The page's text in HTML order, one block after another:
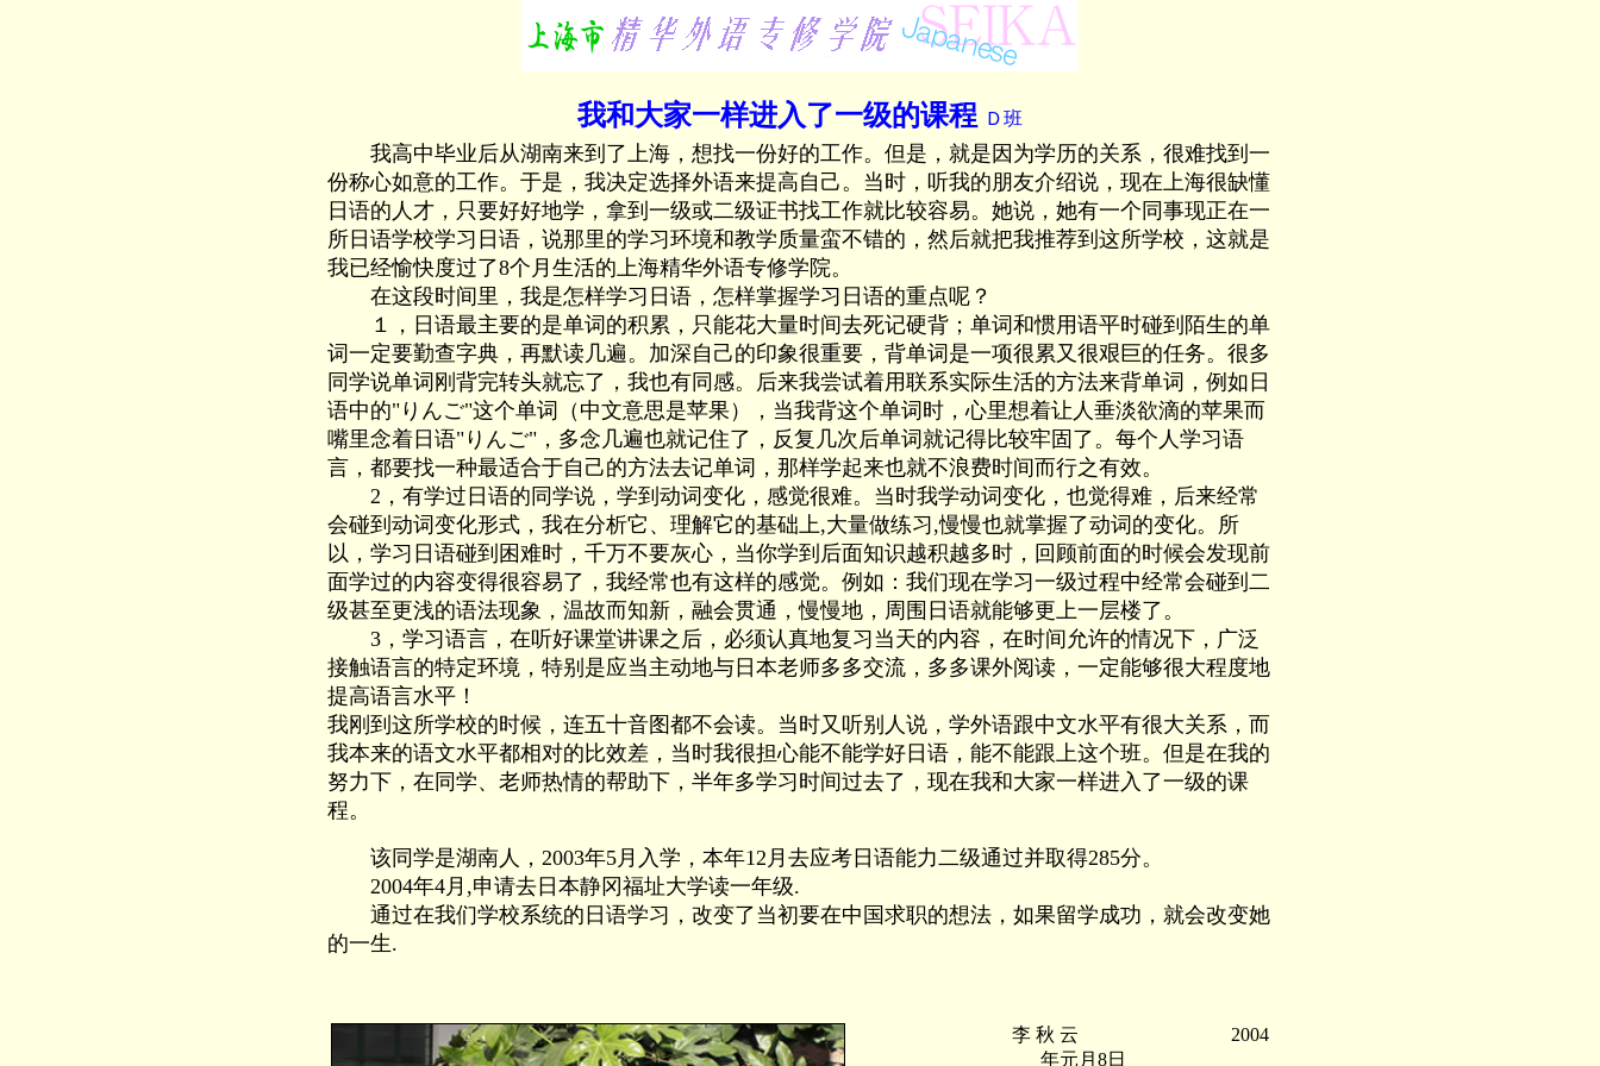
我和大家一样进入了一级的课程 Ｄ班
我高中毕业后从湖南来到了上海，想找一份好的工作。但是，就是因为学历的关系，很难找到一
份称心如意的工作。于是，我决定选择外语来提高自己。当时，听我的朋友介绍说，现在上海很缺懂
日语的人才，只要好好地学，拿到一级或二级证书找工作就比较容易。她说，她有一个同事现正在一
所日语学校学习日语，说那里的学习环境和教学质量蛮不错的，然后就把我推荐到这所学校，这就是
我已经愉快度过了8个月生活的上海精华外语专修学院。
在这段时间里，我是怎样学习日语，怎样掌握学习日语的重点呢？
１，日语最主要的是单词的积累，只能花大量时间去死记硬背；单词和惯用语平时碰到陌生的单
词一定要勤查字典，再默读几遍。加深自己的印象很重要，背单词是一项很累又很艰巨的任务。很多
同学说单词刚背完转头就忘了，我也有同感。后来我尝试着用联系实际生活的方法来背单词，例如日
语中的"りんご"这个单词（中文意思是苹果），当我背这个单词时，心里想着让人垂淡欲滴的苹果而
嘴里念着日语"りんご"，多念几遍也就记住了，反复几次后单词就记得比较牢固了。每个人学习语
言，都要找一种最适合于自己的方法去记单词，那样学起来也就不浪费时间而行之有效。
2，有学过日语的同学说，学到动词变化，感觉很难。当时我学动词变化，也觉得难，后来经常
会碰到动词变化形式，我在分析它、理解它的基础上,大量做练习,慢慢也就掌握了动词的变化。所
以，学习日语碰到困难时，千万不要灰心，当你学到后面知识越积越多时，回顾前面的时候会发现前
面学过的内容变得很容易了，我经常也有这样的感觉。例如：我们现在学习一级过程中经常会碰到二
级甚至更浅的语法现象，温故而知新，融会贯通，慢慢地，周围日语就能够更上一层楼了。
3，学习语言，在听好课堂讲课之后，必须认真地复习当天的内容，在时间允许的情况下，广泛
接触语言的特定环境，特别是应当主动地与日本老师多多交流，多多课外阅读，一定能够很大程度地
提高语言水平！
我刚到这所学校的时候，连五十音图都不会读。当时又听别人说，学外语跟中文水平有很大关系，而
我本来的语文水平都相对的比效差，当时我很担心能不能学好日语，能不能跟上这个班。但是在我的
努力下，在同学、老师热情的帮助下，半年多学习时间过去了，现在我和大家一样进入了一级的课
程。
该同学是湖南人，2003年5月入学，本年12月去应考日语能力二级通过并取得285分。
2004年4月,申请去日本静冈福址大学读一年级.
通过在我们学校系统的日语学习，改变了当初要在中国求职的想法，如果留学成功，就会改变她
的一生.
李 秋 云 2004
年元月8日